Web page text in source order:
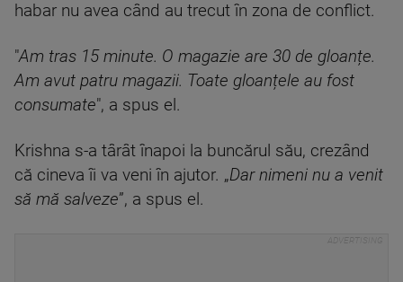
habar nu avea când au trecut în zona de conflict.
"Am tras 15 minute. O magazie are 30 de gloanțe.
Am avut patru magazii. Toate gloanțele au fost
consumate", a spus el.
Krishna s-a târât înapoi la buncărul său, crezând
că cineva îi va veni în ajutor. „Dar nimeni nu a venit
să mă salveze”, a spus el.